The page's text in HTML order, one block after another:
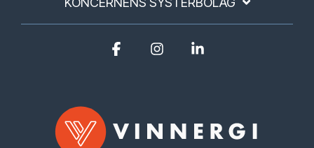
FacebookInstagram